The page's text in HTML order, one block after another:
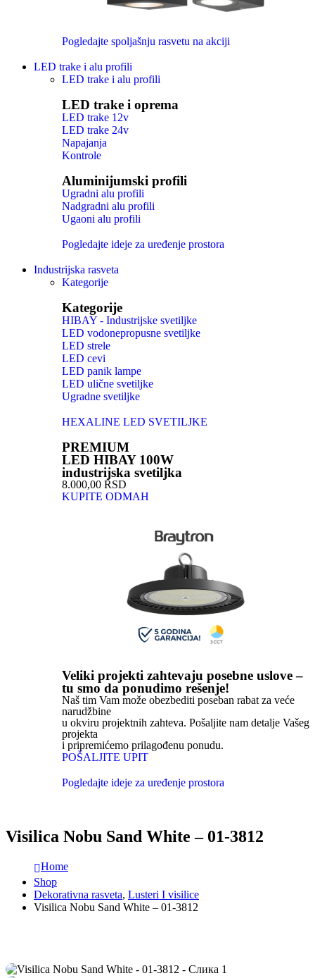
Pogledajte spoljašnju rasvetu na akciji
LED trake i alu profili
LED trake i alu profili
LED trake i oprema
LED trake 12v
LED trake 24v
Napajanja
Kontrole
Aluminijumski profili
Ugradni alu profili
Nadgradni alu profili
Ugaoni alu profili
Pogledajte ideje za uređenje prostora
Industrijska rasveta
Kategorije
Kategorije
HIBAY - Industrijske svetiljke
LED vodonepropusne svetiljke
LED strele
LED cevi
LED panik lampe
LED ulične svetiljke
Ugradne svetiljke
HEXALINE LED SVETILJKE
PREMIUM
LED HIBAY 100W
industrijska svetiljka
8.000,00 RSD
KUPITE ODMAH
Veliki projekti zahtevaju posebne uslove –
tu smo da ponudimo rešenje!
Naš tim Vam može obezbediti poseban rabat za veće
narudžbine
u okviru projektnih zahteva. Pošaljite nam detalje Vašeg
projekta
i pripremićemo prilagođenu ponudu.
POŠALJITE UPIT
Pogledajte ideje za uređenje prostora
Visilica Nobu Sand White – 01-3812
Home
Shop
Dekorativna rasveta, Lusteri I visilice
Visilica Nobu Sand White – 01-3812